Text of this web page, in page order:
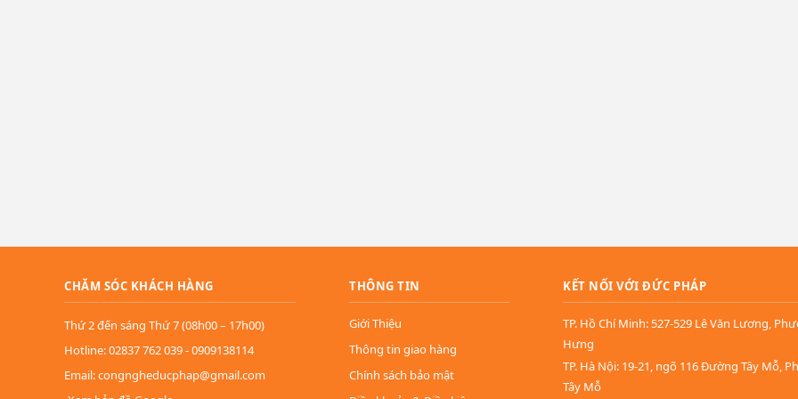
CHĂM SÓC KHÁCH HÀNG
Thứ 2 đến sáng Thứ 7 (08h00 – 17h00)
Hotline: 02837 762 039 - 0909138114
Email: congngheducphap@gmail.com
THÔNG TIN
Giới Thiệu
Thông tin giao hàng
Chính sách bảo mật
KẾT NỐI VỚI ĐỨC PHÁP
TP. Hồ Chí Minh: 527-529 Lê Văn Lương,
Hưng
TP. Hà Nội: 19-21, ngõ 116 Đường Tây Mỗ,
Tây Mỗ